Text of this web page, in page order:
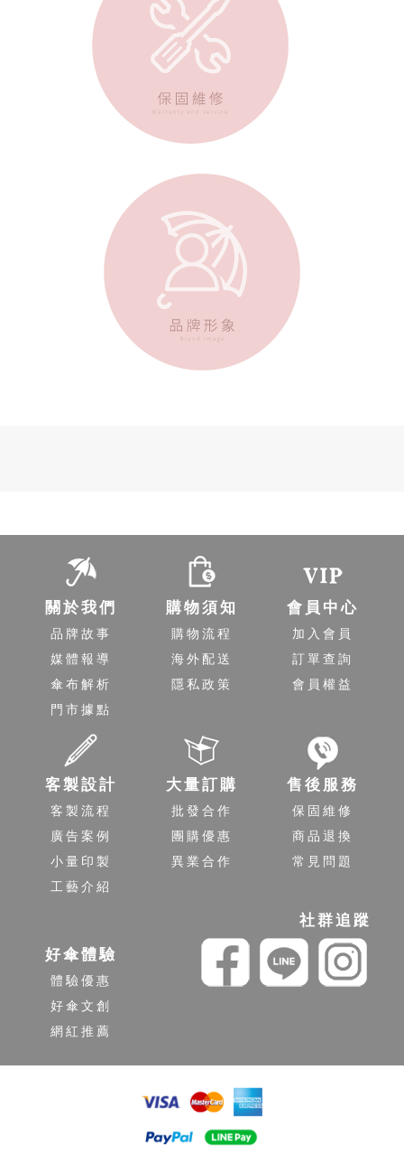
關於我們
品牌故事
媒體報導
傘布解析
門市據點
購物須知
購物流程
海外配送
隱私政策
會員中心
加入會員
訂單查詢
會員權益
客製設計
客製流程
廣告案例
小量印製
工藝介紹
大量訂購
批發合作
團購優惠
異業合作
售後服務
保固維修
商品退換
常見問題
好傘體驗
體驗優惠
好傘文創
網紅推薦
社群追蹤